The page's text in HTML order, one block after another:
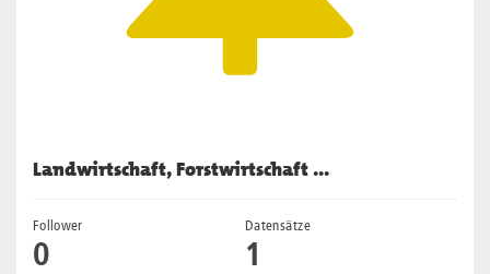
Landwirtschaft, Forstwirtschaft ...
Follower
0
Datensätze
1